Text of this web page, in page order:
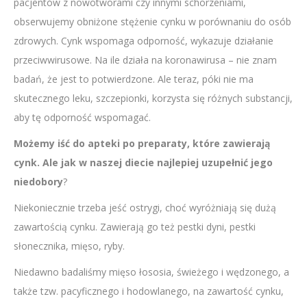
obserwujemy obniżone stężenie cynku w porównaniu do osób
zdrowych. Cynk wspomaga odporność, wykazuje działanie
przeciwwirusowe. Na ile działa na koronawirusa – nie znam
badań, że jest to potwierdzone. Ale teraz, póki nie ma
skutecznego leku, szczepionki, korzysta się różnych substancji,
aby tę odporność wspomagać.
Możemy iść do apteki po preparaty, które zawierają
cynk. Ale jak w naszej diecie najlepiej uzupełnić jego
niedobory?
Niekoniecznie trzeba jeść ostrygi, choć wyróżniają się dużą
zawartością cynku. Zawierają go też pestki dyni, pestki
słonecznika, mięso, ryby.
Niedawno badaliśmy mięso łososia, świeżego i wędzonego, a
także tzw. pacyficznego i hodowlanego, na zawartość cynku,